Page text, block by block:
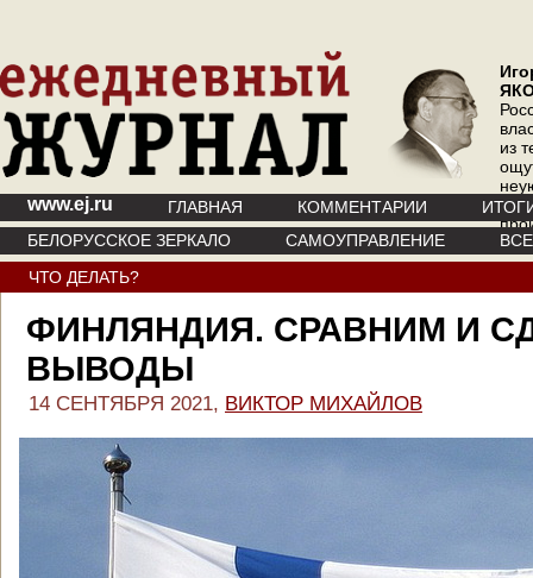
из
где
www.ej.ru ГЛАВНАЯ КОММЕНТАРИИ
БЕЛОРУССКОЕ ЗЕРКАЛО
САМОУПРАВЛЕНИЕ
ЧТО ДЕЛАТЬ?
ФИНЛЯНДИЯ. СРАВНИМ И
ВЫВОДЫ
14 СЕНТЯБРЯ 2021, ВИКТОР МИХАЙЛОВ